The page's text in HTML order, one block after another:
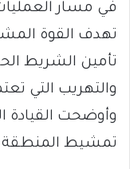
في مسار
تهدف القوة
تأمين الشريط
والتهريب التي
وأوضحت القيادة
تمشيط المنطقة